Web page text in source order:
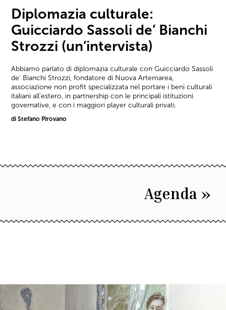
Diplomazia culturale:
Guicciardo Sassoli de’ Bianchi
Strozzi (un’intervista)
Abbiamo parlato di diplomazia culturale con Guicciardo Sassoli
de' Bianchi Strozzi, fondatore di Nuova Artemarea,
associazione non profit specializzata nel portare i beni culturali
italiani all'estero, in partnership con le principali istituzioni
governative, e con i maggiori player culturali privati.
di Stefano Pirovano
Agenda »